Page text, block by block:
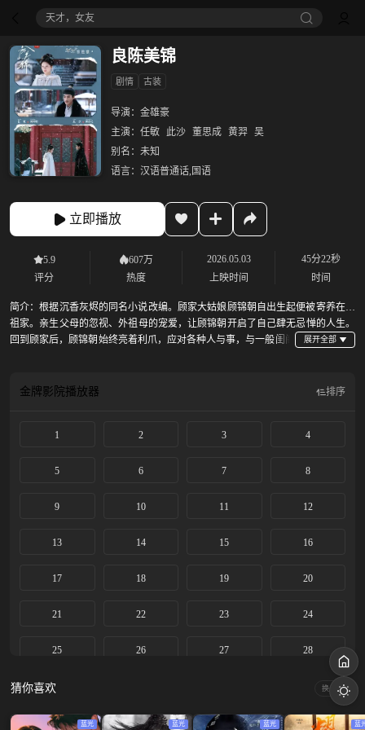
天才，女友
良陈美锦
剧情 古装
导演： 金雄豪
主演： 任敏 此沙 董思成 黄羿 吴
别名： 未知
语言： 汉语普通话,国语
立即播放
5.9
评分
607万
热度
2026.05.03
上映时间
45分22秒
时间
简介：根据沉香灰烬的同名小说改编。顾家大姑娘顾锦朝自出生起便被寄养在外
祖家。亲生父母的忽视、外祖母的宠爱，让顾锦朝开启了自己肆无忌惮的人生。
回到顾家后，顾锦朝始终亮着利爪，应对各种人与事，与一般闺阁
看清了自己内心之后，她坚定地选择了那个尊重她本性，容许她做自己的陈三
金牌影院播放器 排序
1 2 3 4
5 6 7 8
9 10 11 12
13 14 15 16
17 18 19 20
21 22 23 24
25 26 27 28
29
33 34 35 36
猜你喜欢 换一换
蓝光 蓝光 蓝光 蓝